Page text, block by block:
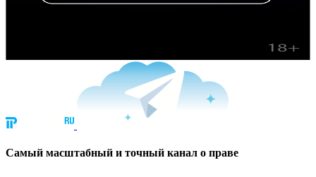
Cамый масштабный и точный канал о праве